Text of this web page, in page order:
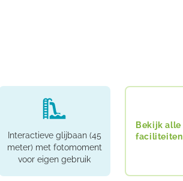
Interactieve glijbaan (45
meter) met fotomoment
voor eigen gebruik
Bekijk alle
faciliteiten